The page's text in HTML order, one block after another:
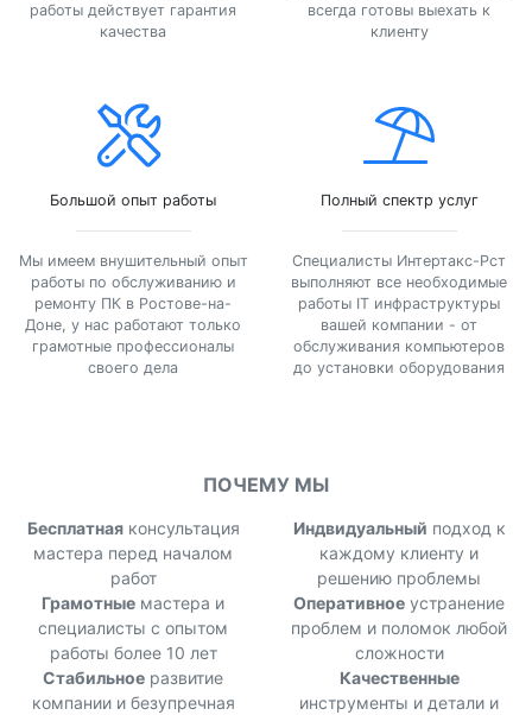
работы действует гарантия
качества
всегда готовы выехать к
клиенту
Большой опыт работы
Мы имеем внушительный опыт
работы по обслуживанию и
ремонту ПК в Ростове-на-
Доне, у нас работают только
грамотные профессионалы
своего дела
Полный спектр услуг
Специалисты Интертакс-Рст
выполняют все необходимые
работы IT инфраструктуры
вашей компании - от
обслуживания компьютеров
до установки оборудования
ПОЧЕМУ МЫ
Бесплатнаяконсультация
мастера перед началом
работ
Индвидуальный подход к
каждому клиенту и
решению проблемы
Грамотные мастера и
специалисты с опытом
работы более 10 лет
Оперативное устранение
проблем и поломок любой
сложности
Стабильное развитие
компании и безупречная
Качественные
инструменты и детали и